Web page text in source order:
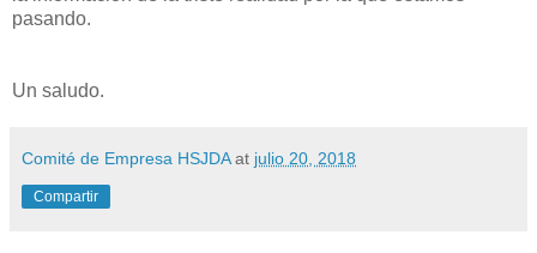
pasando.
Un saludo.
Comité de Empresa HSJDA at julio 20, 2018
Compartir